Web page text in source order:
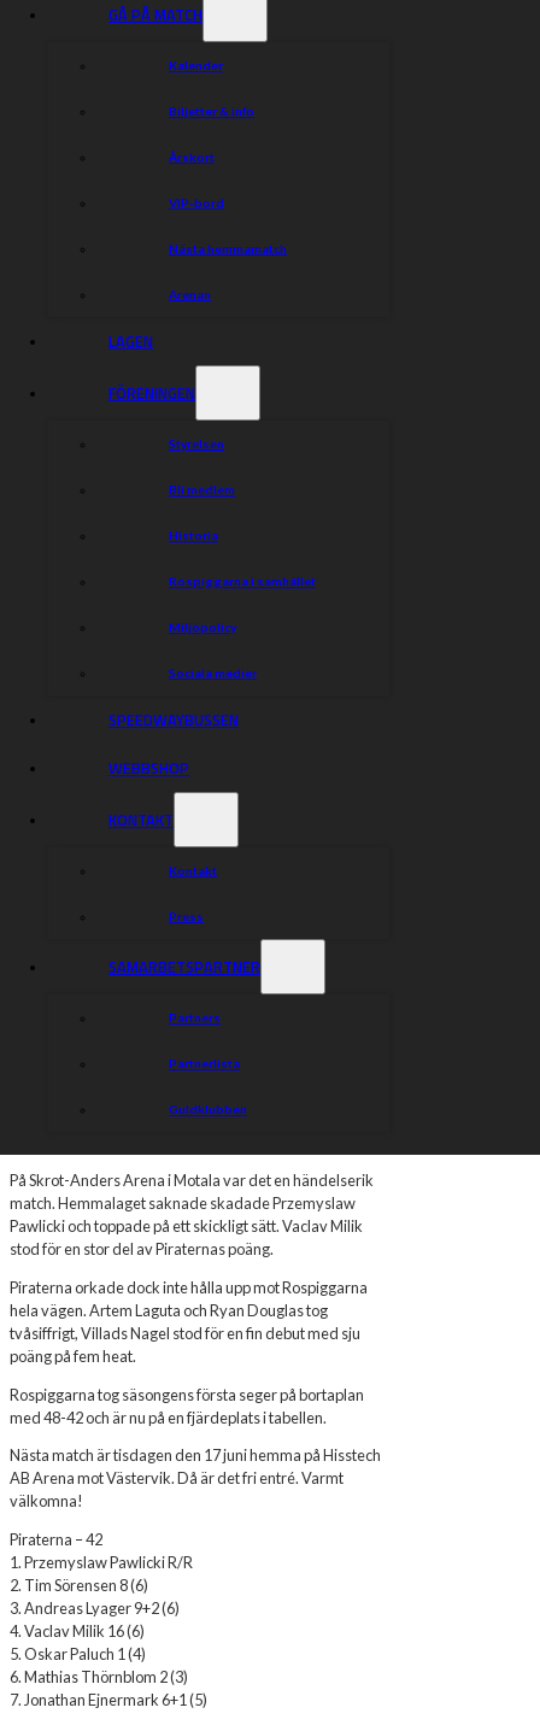
GÅ PÅ MATCH
Kalender
Biljetter & info
Årskort
VIP-bord
Nästa hemmamatch
Arenan
LAGEN
FÖRENINGEN
Styrelsen
Bli medlem
Historia
Rospiggarna i samhället
Miljöpolicy
Sociala medier
SPEEDWAYBUSSEN
WEBBSHOP
KONTAKT
Kontakt
Press
SAMARBETSPARTNER
Partners
Partnerlista
Guldklubben
Rospiggarna hade tagit sig till Motala igår för att
bärgades efter en vinst med 48-42 och laget har
På Skrot-Anders Arena i Motala var det en händelserik
match. Hemmalaget saknade skadade Przemyslaw
Pawlicki och toppade på ett skickligt sätt. Vaclav Milik
stod för en stor del av Piraternas poäng.
Piraterna orkade dock inte hålla upp mot Rospiggarna
hela vägen. Artem Laguta och Ryan Douglas tog
tvåsiffrigt, Villads Nagel stod för en fin debut med sju
poäng på fem heat.
Rospiggarna tog säsongens första seger på bortaplan
med 48-42 och är nu på en fjärdeplats i tabellen.
Nästa match är tisdagen den 17 juni hemma på Hisstech
AB Arena mot Västervik. Då är det fri entré. Varmt
välkomna!
Piraterna – 42
1. Przemyslaw Pawlicki R/R
2. Tim Sörensen 8 (6)
3. Andreas Lyager 9+2 (6)
4. Vaclav Milik 16 (6)
5. Oskar Paluch 1 (4)
6. Mathias Thörnblom 2 (3)
7. Jonathan Ejnermark 6+1 (5)